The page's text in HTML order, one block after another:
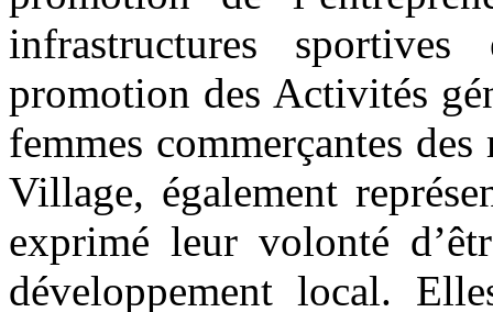
infrastructures
promotion des Activités
femmes commerçantes
Village, également
exprimé leur volonté
développement local.